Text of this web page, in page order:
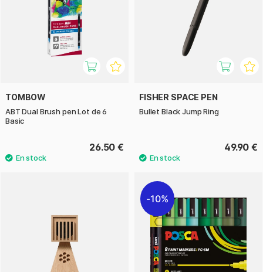
TOMBOW
ABT Dual Brush pen Lot de 6
Basic
26.50 €
FISHER SPACE PEN
Bullet Black Jump Ring
49.90 €
10%